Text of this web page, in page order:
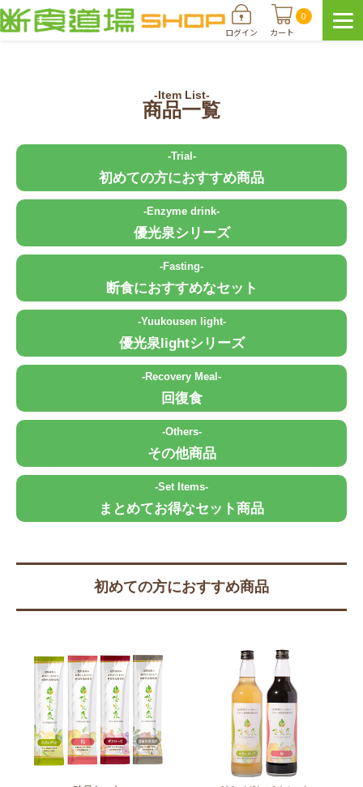
ログイン カート
0
-Item List-
商品一覧
-Trial-
初めての方におすすめ商品
-Enzyme drink-
優光泉シリーズ
-Fasting-
断食におすすめなセット
-Yuukousen light-
優光泉lightシリーズ
-Recovery Meal-
回復食
-Others-
その他商品
-Set Items-
まとめてお得なセット商品
初めての方におすすめ商品